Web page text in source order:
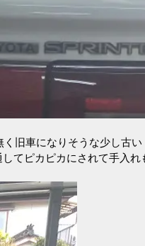
旧車になりそうな少し古い
てピカピカにされて手入れ